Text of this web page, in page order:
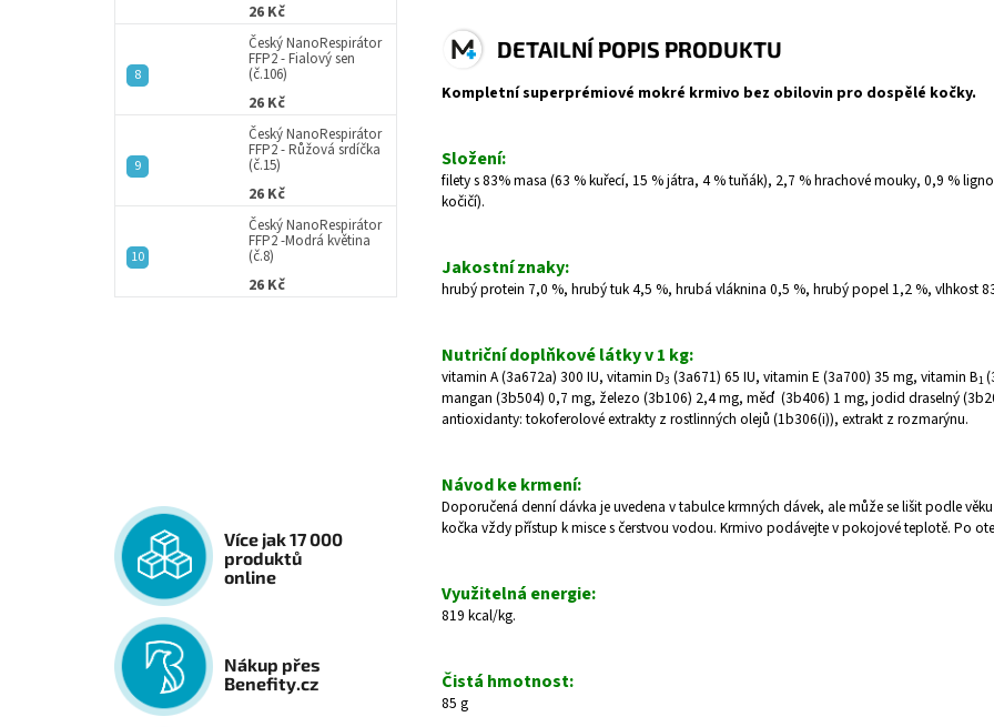
26 Kč
Český NanoRespirátor
FFP2 - Fialový sen
(č.106)
26 Kč
Český NanoRespirátor
FFP2 - Růžová srdíčka
(č.15)
26 Kč
Český NanoRespirátor
FFP2 -Modrá květina
(č.8)
26 Kč
Více jak 17 000
produktů
online
Nákup přes
Benefity.cz
DETAILNÍ POPIS PRODUKTU
Kompletní superprémiové mokré krmivo bez obilovin pro dospělé kočky.
Složení:
filety s 83% masa (63 % kuřecí, 15 % játra, 4 % tuňák), 2,7 % hrachové mouky, 0,9 %
kočičí).
Jakostní znaky:
hrubý protein 7,0 %, hrubý tuk 4,5 %, hrubá vláknina 0,5 %, hrubý popel 1,2 %, vlhkost
Nutriční doplňkové látky v 1 kg:
vitamin A (3a672a) 300 IU, vitamin D3 (3a671) 65 IU, vitamin E (3a700) 35 mg, vitamin B1
mangan (3b504) 0,7 mg, železo (3b106) 2,4 mg, měď (3b406) 1 mg, jodid draselný
antioxidanty: tokoferolové extrakty z rostlinných olejů (1b306(i)), extrakt z rozmarýnu.
Návod ke krmení:
Doporučená denní dávka je uvedena v tabulce krmných dávek, ale může se lišit podle
kočka vždy přístup k misce s čerstvou vodou. Krmivo podávejte v pokojové teplotě. Po
Využitelná energie:
819 kcal/kg.
Čistá hmotnost:
85 g